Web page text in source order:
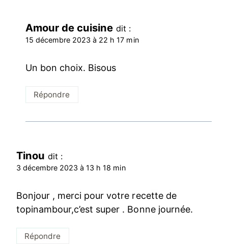
Amour de cuisine dit :
15 décembre 2023 à 22 h 17 min
Un bon choix. Bisous
Répondre
Tinou dit :
3 décembre 2023 à 13 h 18 min
Bonjour , merci pour votre recette de
topinambour,c’est super . Bonne journée.
Répondre